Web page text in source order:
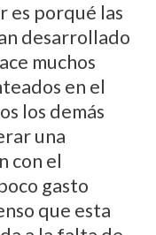
es porqué las
desarrollado
muchos
en el
los demás
una
con el
gasto
que esta